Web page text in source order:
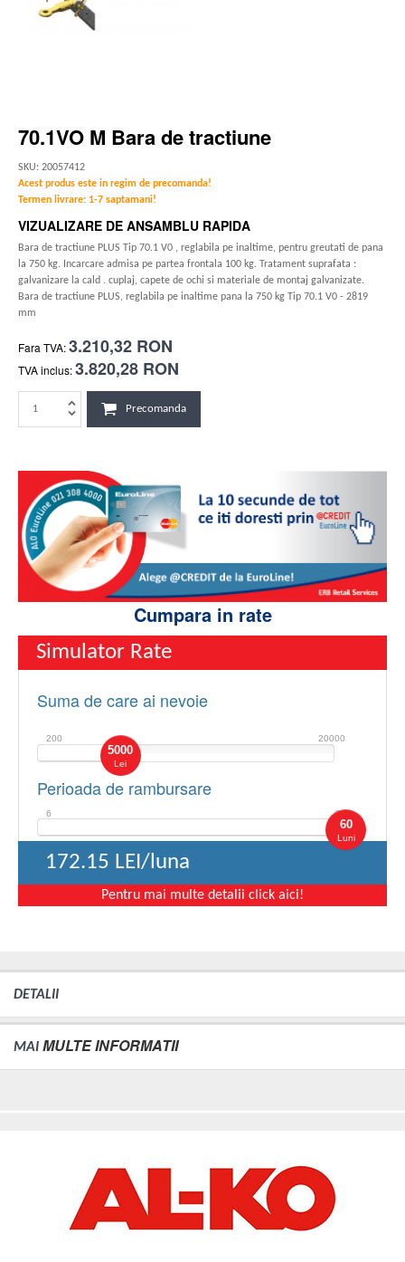
70.1VO M Bara de tractiune
SKU: 20057412
Acest produs este in regim de precomanda!
Termen livrare: 1-7 saptamani!
VIZUALIZARE DE ANSAMBLU RAPIDA
Bara de tractiune PLUS Tip 70.1 V0 , reglabila pe inaltime, pentru greutati de pana
la 750 kg. Incarcare admisa pe partea frontala 100 kg. Tratament suprafata :
galvanizare la cald . cuplaj, capete de ochi si materiale de montaj galvanizate.
Bara de tractiune PLUS, reglabila pe inaltime pana la 750 kg Tip 70.1 V0 - 2819
mm
Fara TVA:3.210,32 RON
TVA inclus:3.820,28 RON
Precomanda
Cumpara in rate
Simulator Rate
Suma de care ai nevoie
5000
Lei
200 20000
Perioada de rambursare
60
Luni
6 60
172.15 LEI/luna
Pentru mai multe detalii click aici!
DETALII
MAI MULTE INFORMATII